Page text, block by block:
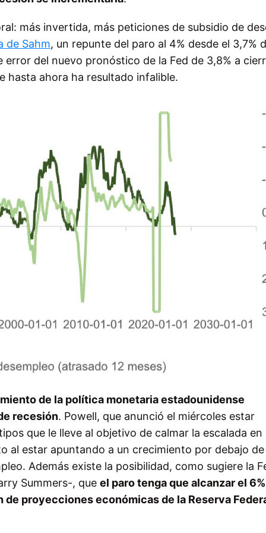
más invertida, más peticiones de subsidio de
de Sahm, un repunte del paro al 4% desde el 3,7%
del nuevo pronóstico de la Fed de 3,8% a
hasta ahora ha resultado infalible.
de la política monetaria estadounidense
recesión. Powell, que anunció el miércoles estar
que le lleve al objetivo de calmar la escalada en
al estar apuntando a un crecimiento por debajo de
Además existe la posibilidad, como sugiere la
Summers-, que el paro tenga que alcanzar el
proyecciones económicas de la Reserva